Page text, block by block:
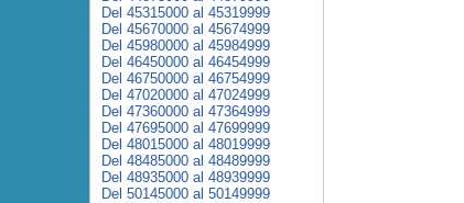
Del 45315000 al 45319999
Del 45670000 al 45674999
Del 45980000 al 45984999
Del 46450000 al 46454999
Del 46750000 al 46754999
Del 47020000 al 47024999
Del 47360000 al 47364999
Del 47695000 al 47699999
Del 48015000 al 48019999
Del 48485000 al 48489999
Del 48935000 al 48939999
Del 50145000 al 50149999